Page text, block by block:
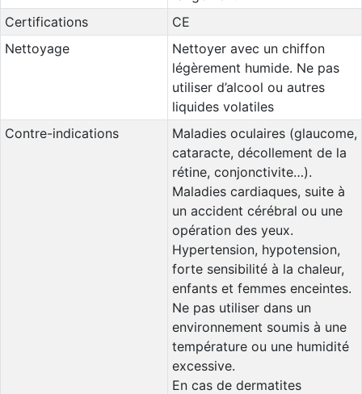
Certifications
CE
Nettoyage
Nettoyer avec un chiffon
légèrement humide. Ne pas
utiliser d’alcool ou autres
liquides volatiles
Contre-indications
Maladies oculaires (glaucome,
cataracte, décollement de la
rétine, conjonctivite…).
Maladies cardiaques, suite à
un accident cérébral ou une
opération des yeux.
Hypertension, hypotension,
forte sensibilité à la chaleur,
enfants et femmes enceintes.
Ne pas utiliser dans un
environnement soumis à une
température ou une humidité
excessive.
En cas de dermatites